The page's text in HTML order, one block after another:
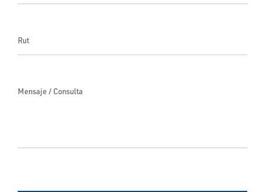
Rut
Mensaje / Consulta